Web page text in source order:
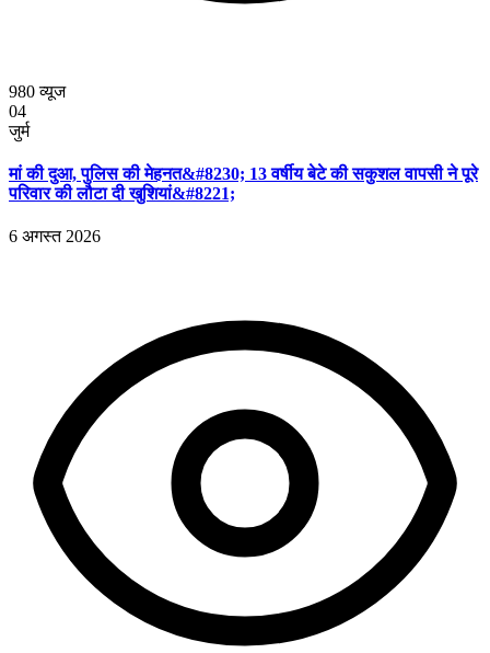
980व्यूज
04
जुर्म
मां की दुआ, पुलिस की मेहनत&#8230; 13 वर्षीय बेटे की सकुशल वापसी ने पूरे
परिवार की लौटा दी खुशियां&#8221;
6 अगस्त 2026